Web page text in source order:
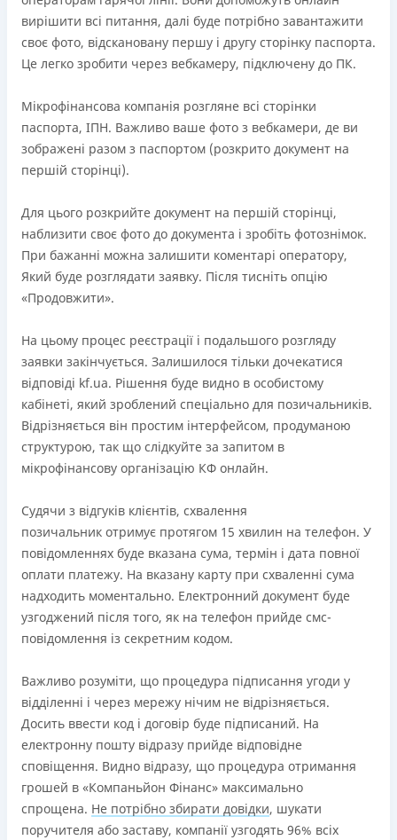
вирішити всі питання, далі буде потрібно завантажити
своє фото, відскановану першу і другу сторінку паспорта.
Це легко зробити через вебкамеру, підключену до ПК.
Мікрофінансова компанія розгляне всі сторінки
паспорта, ІПН. Важливо ваше фото з вебкамери, де ви
зображені разом з паспортом (розкрито документ на
першій сторінці).
Для цього розкрийте документ на першій сторінці,
наблизити своє фото до документа і зробіть фотознімок.
При бажанні можна залишити коментарі оператору,
Який буде розглядати заявку. Після тисніть опцію
«Продовжити».
На цьому процес реєстрації і подальшого розгляду
заявки закінчується. Залишилося тільки дочекатися
відповіді kf.ua. Рішення буде видно в особистому
кабінеті, який зроблений спеціально для позичальників.
Відрізняється він простим інтерфейсом, продуманою
структурою, так що слідкуйте за запитом в
мікрофінансову організацію КФ онлайн.
Судячи з відгуків клієнтів, схвалення
позичальник отримує протягом 15 хвилин на телефон. У
повідомленнях буде вказана сума, термін і дата повної
оплати платежу. На вказану карту при схваленні сума
надходить моментально. Електронний документ буде
узгоджений після того, як на телефон прийде смс-
повідомлення із секретним кодом.
Важливо розуміти, що процедура підписання угоди у
відділенні і через мережу нічим не відрізняється.
Досить ввести код і договір буде підписаний. На
електронну пошту відразу прийде відповідне
сповіщення. Видно відразу, що процедура отримання
грошей в «Компаньйон Фінанс» максимально
спрощена. Не потрібно збирати довідки, шукати
поручителя або заставу, компанії узгодять 96% всіх